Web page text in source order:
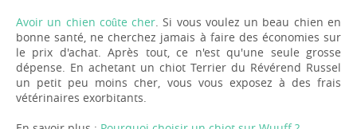
Avoir un chien coûte cher . Si vous voulez un beau chien en
bonne santé, ne cherchez jamais à faire des économies sur
le prix d'achat. Après tout, ce n'est qu'une seule grosse
dépense. En achetant un chiot Terrier du Révérend Russel
un petit peu moins cher, vous vous exposez à des frais
vétérinaires exorbitants.